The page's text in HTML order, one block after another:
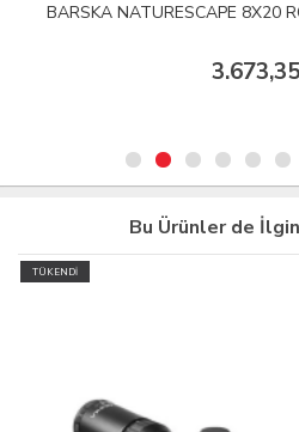
BARSKA NATURESCAPE 8X20
Bu Ürünler de
TÜKENDİ